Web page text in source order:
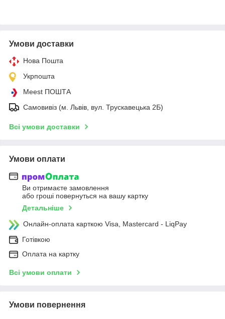
Умови доставки
Нова Пошта
Укрпошта
Meest ПОШТА
Самовивіз (м. Львів, вул. Трускавецька 2Б)
Всі умови доставки
Умови оплати
Ви отримаєте замовлення
або гроші повернуться на вашу картку
Детальніше
Онлайн-оплата карткою Visa, Mastercard - LiqPay
Готівкою
Оплата на картку
Всі умови оплати
Умови повернення